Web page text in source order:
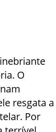
O
resgata a
Por